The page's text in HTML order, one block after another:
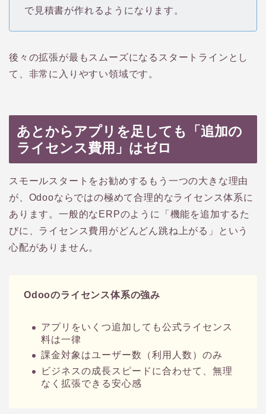
で見積書が作れるようになります。
後々の拡張が最もスムーズになるスタートラインとし
て、非常に入りやすい領域です。
あとからアプリを足しても「追加の
ライセンス費用」はゼロ
スモールスタートをお勧めするもう一つの大きな理由
が、Odooならではの極めて合理的なライセンス体系に
あります。一般的なERPのように「機能を追加するた
びに、ライセンス費用がどんどん跳ね上がる」という
心配がありません。
Odooのライセンス体系の強み
アプリをいくつ追加しても公式ライセンス
料は一律
課金対象はユーザー数（利用人数）のみ
ビジネスの成長スピードに合わせて、無理
なく拡張できる安心感